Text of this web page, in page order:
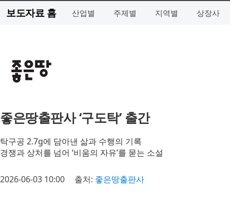
보도자료 홈 산업별 주제별 지역별 상장사
좋은땅출판사 ‘구도탁’ 출간
탁구공 2.7g에 담아낸 삶과 수행의 기록
경쟁과 상처를 넘어 ‘비움의 자유’를 묻는 소설
2026-06-03 10:00 출처: 좋은땅출판사